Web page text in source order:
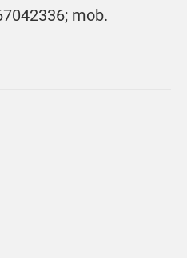
mob.